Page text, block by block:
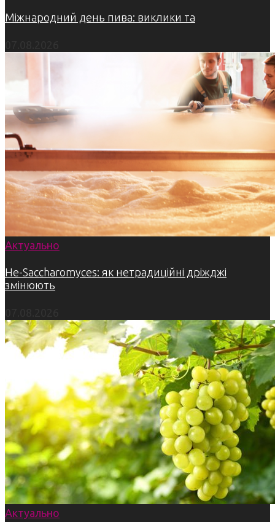
Міжнародний день пива: виклики та
Актуально
Не-Saccharomyces: як нетрадиційні дріжджі
змінюють
Актуально